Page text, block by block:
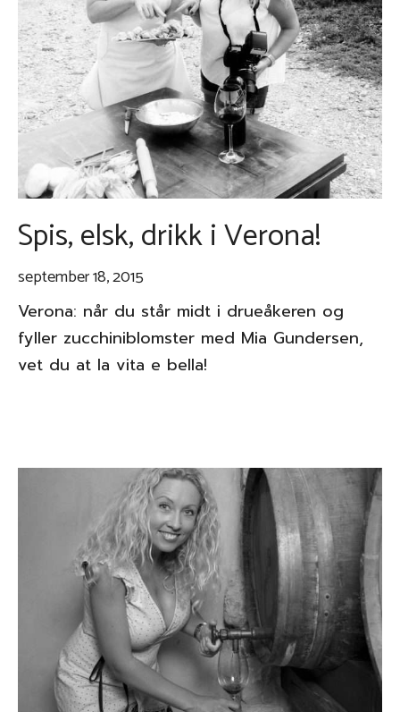
Spis, elsk, drikk i Verona!
september 18, 2015
Verona: når du står midt i drueåkeren og
fyller zucchiniblomster med Mia Gundersen,
vet du at la vita e bella!